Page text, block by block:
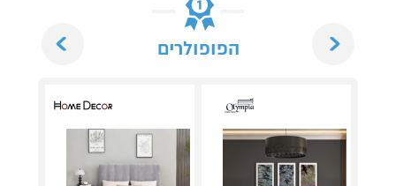
הפופולרים